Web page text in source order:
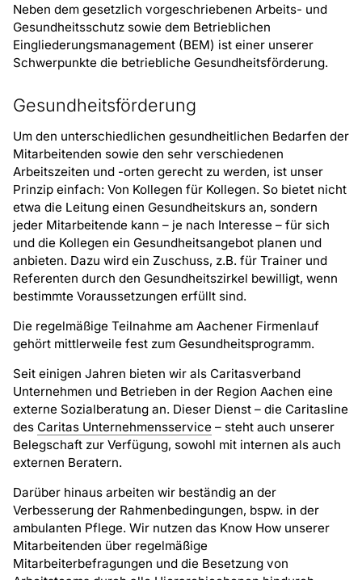
Neben dem gesetzlich vorgeschriebenen Arbeits- und
Gesundheitsschutz sowie dem Betrieblichen
Eingliederungsmanagement (BEM) ist einer unserer
Schwerpunkte die betriebliche Gesundheitsförderung.
Gesundheitsförderung
Um den unterschiedlichen gesundheitlichen Bedarfen der
Mitarbeitenden sowie den sehr verschiedenen
Arbeitszeiten und -orten gerecht zu werden, ist unser
Prinzip einfach: Von Kollegen für Kollegen. So bietet nicht
etwa die Leitung einen Gesundheitskurs an, sondern
jeder Mitarbeitende kann – je nach Interesse – für sich
und die Kollegen ein Gesundheitsangebot planen und
anbieten. Dazu wird ein Zuschuss, z.B. für Trainer und
Referenten durch den Gesundheitszirkel bewilligt, wenn
bestimmte Voraussetzungen erfüllt sind.
Die regelmäßige Teilnahme am Aachener Firmenlauf
gehört mittlerweile fest zum Gesundheitsprogramm.
Seit einigen Jahren bieten wir als Caritasverband
Unternehmen und Betrieben in der Region Aachen eine
externe Sozialberatung an. Dieser Dienst – die Caritasline
des Caritas Unternehmensservice – steht auch unserer
Belegschaft zur Verfügung, sowohl mit internen als auch
externen Beratern.
Darüber hinaus arbeiten wir beständig an der
Verbesserung der Rahmenbedingungen, bspw. in der
ambulanten Pflege. Wir nutzen das Know How unserer
Mitarbeitenden über regelmäßige
Mitarbeiterbefragungen und die Besetzung von